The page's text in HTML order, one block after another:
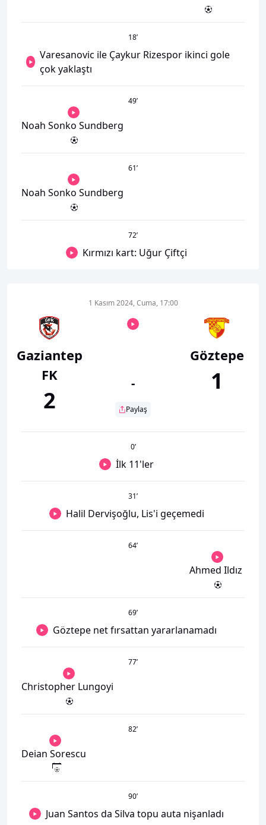
18’
Varesanovic ile Çaykur Rizespor ikinci gole
çok yaklaştı
49’
Noah Sonko Sundberg
61’
Noah Sonko Sundberg
72’
Kırmızı kart: Uğur Çiftçi
Gaziantep
FK
2
1 Kasım 2024, Cuma, 17:00
-
Paylaş
Göztepe
1
0’
İlk 11'ler
31’
Halil Dervişoğlu, Lis'i geçemedi
64’
Ahmed Ildız
69’
Göztepe net fırsattan yararlanamadı
77’
Christopher Lungoyi
82’
Deian Sorescu
90’
Juan Santos da Silva topu auta nişanladı